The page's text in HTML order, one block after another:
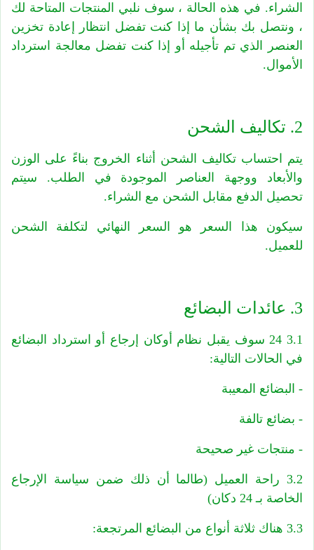
الشراء. في هذه الحالة ، سوف نلبي المنتجات المتاحة لك
، ونتصل بك بشأن ما إذا كنت تفضل انتظار إعادة تخزين
العنصر الذي تم تأجيله أو إذا كنت تفضل معالجة استرداد
الأموال.
2. تكاليف الشحن
يتم احتساب تكاليف الشحن أثناء الخروج بناءً على الوزن
والأبعاد ووجهة العناصر الموجودة في الطلب. سيتم
تحصيل الدفع مقابل الشحن مع الشراء.
سيكون هذا السعر هو السعر النهائي لتكلفة الشحن
للعميل.
3. عائدات البضائع
3.1 24 سوف يقبل نظام أوكان إرجاع أو استرداد البضائع
في الحالات التالية:
- البضائع المعيبة
- بضائع تالفة
- منتجات غير صحيحة
3.2 راحة العميل (طالما أن ذلك ضمن سياسة الإرجاع
الخاصة بـ 24 دكان)
3.3 هناك ثلاثة أنواع من البضائع المرتجعة: